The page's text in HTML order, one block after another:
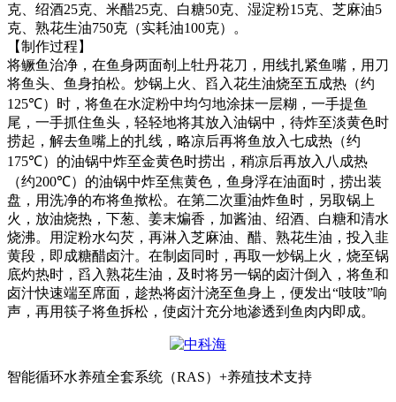
克、绍酒25克、米醋25克、白糖50克、湿淀粉15克、芝麻油5
克、熟花生油750克（实耗油100克）。
【制作过程】
将鳜鱼治净，在鱼身两面剞上牡丹花刀，用线扎紧鱼嘴，用刀
将鱼头、鱼身拍松。炒锅上火、舀入花生油烧至五成热（约
125℃）时，将鱼在水淀粉中均匀地涂抹一层糊，一手提鱼
尾，一手抓住鱼头，轻轻地将其放入油锅中，待炸至淡黄色时
捞起，解去鱼嘴上的扎线，略凉后再将鱼放入七成热（约
175℃）的油锅中炸至金黄色时捞出，稍凉后再放入八成热
（约200℃）的油锅中炸至焦黄色，鱼身浮在油面时，捞出装
盘，用洗净的布将鱼揿松。在第二次重油炸鱼时，另取锅上
火，放油烧热，下葱、姜末煸香，加酱油、绍酒、白糖和清水
烧沸。用淀粉水勾芡，再淋入芝麻油、醋、熟花生油，投入韭
黄段，即成糖醋卤汁。在制卤同时，再取一炒锅上火，烧至锅
底灼热时，舀入熟花生油，及时将另一锅的卤汁倒入，将鱼和
卤汁快速端至席面，趁热将卤汁浇至鱼身上，便发出“吱吱”响
声，再用筷子将鱼拆松，使卤汁充分地渗透到鱼肉内即成。
智能循环水养殖全套系统（RAS）+养殖技术支持